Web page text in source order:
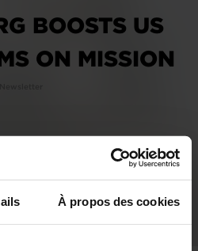
À propos des cookies
BOOSTS US
ON MISSION